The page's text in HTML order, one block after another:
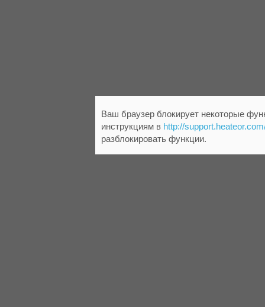
Ваш браузер блокирует некоторые
инструкциям в http://
разблокировать функции.